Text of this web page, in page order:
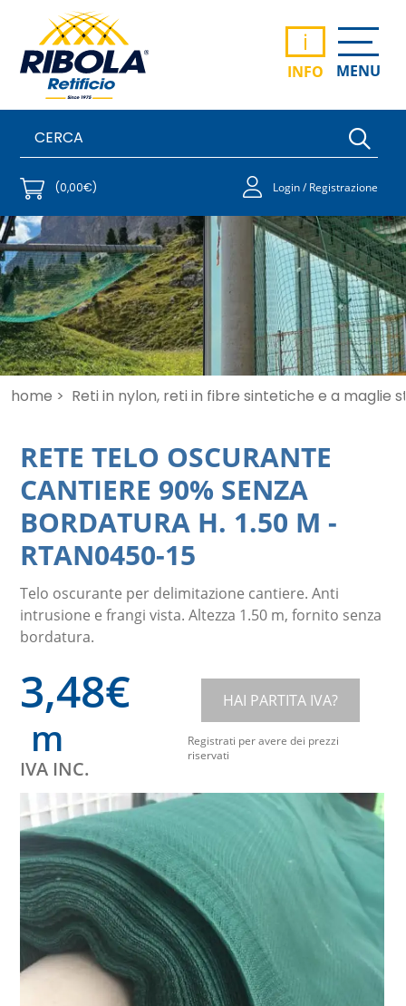
i
INFO MENU
(0,00€) Login / Registrazione
home > Reti in nylon, reti in fibre sintetiche e a maglie
RETE TELO OSCURANTE
CANTIERE 90% SENZA
BORDATURA H. 1.50 M -
RTAN0450-15
Telo oscurante per delimitazione cantiere. Anti
intrusione e frangi vista. Altezza 1.50 m, fornito senza
bordatura.
3,48€
m
IVA INC.
HAI PARTITA IVA?
Registrati per avere dei prezzi
riservati